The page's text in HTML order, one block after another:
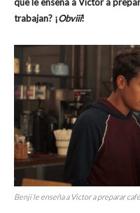
trabajan? ¡Obviii!
Benji le enseña a Victor a preparar